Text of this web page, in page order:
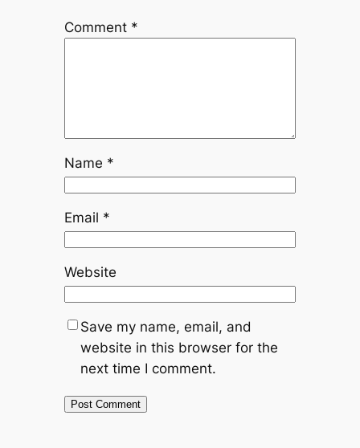
Comment *
Name *
Email *
Website
Save my name, email, and
website in this browser for the
next time I comment.